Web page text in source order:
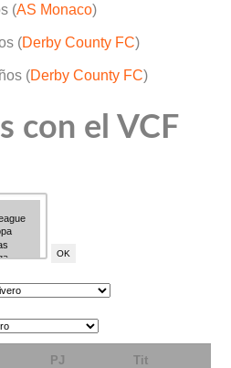
(AS Monaco)
(Derby County FC)
(Derby County FC)
con el VCF
PJ Tit